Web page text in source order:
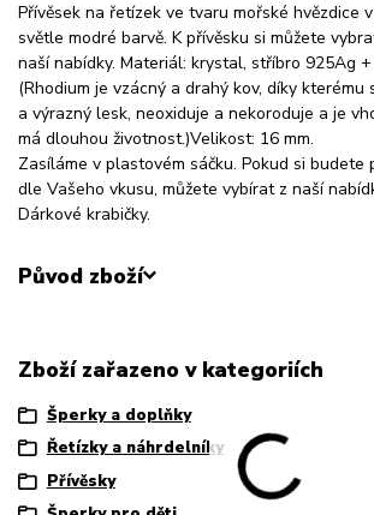
Přívěsek na řetízek ve tvaru mořské hvězdice
světle modré barvě. K přívěsku si můžete
naší nabídky. Materiál: krystal, stříbro 925Ag +
(Rhodium je vzácný a drahý kov, díky
a výrazný lesk, neoxiduje a nekoroduje a je
má dlouhou životnost.)Velikost: 16 mm.
Zasíláme v plastovém sáčku. Pokud si
dle Vašeho vkusu, můžete vybírat z naší
Dárkové krabičky.
Původ zboží
Zboží zařazeno v kategoriích
Šperky a doplňky
Řetízky a náhrdelníky
Přívěsky